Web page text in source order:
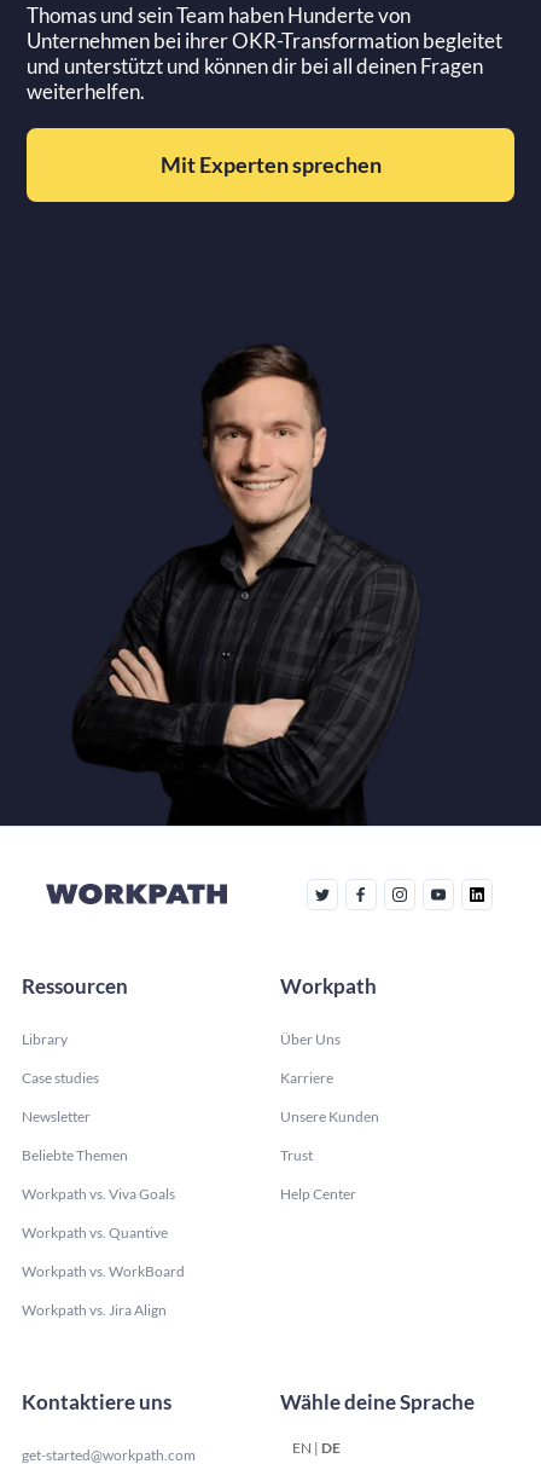
Thomas und sein Team haben Hunderte von
Unternehmen bei ihrer OKR-Transformation begleitet
und unterstützt und können dir bei all deinen Fragen
weiterhelfen.
Mit Experten sprechen
Ressourcen
Library
Case studies
Newsletter
Beliebte Themen
Workpath vs. Viva Goals
Workpath vs. Quantive
Workpath vs. WorkBoard
Workpath vs. Jira Align
Workpath
Über Uns
Karriere
Unsere Kunden
Trust
Help Center
Kontaktiere uns
get-started@workpath.com
Wähle deine Sprache
EN | DE